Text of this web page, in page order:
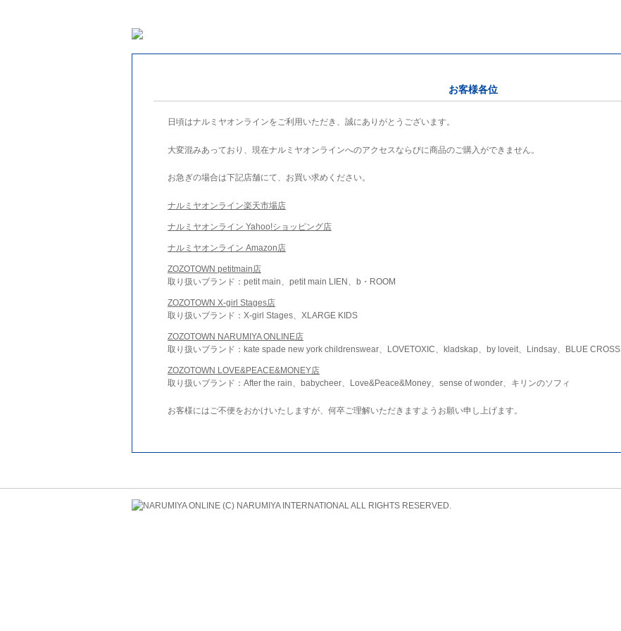
お客様各位
日頃はナルミヤオンラインをご利用いただき、誠にありがとうございます。
大変混みあっており、現在ナルミヤオンラインへのアクセスならびに商品のご購入ができません。
お急ぎの場合は下記店舗にて、お買い求めください。
ナルミヤオンライン楽天市場店
ナルミヤオンライン Yahoo!ショッピング店
ナルミヤオンライン Amazon店
ZOZOTOWN petitmain店
取り扱いブランド：petit main、petit main LIEN、b・ROOM
ZOZOTOWN X-girl Stages店
取り扱いブランド：X-girl Stages、XLARGE KIDS
ZOZOTOWN NARUMIYA ONLINE店
取り扱いブランド：kate spade new york childrenswear、LOVETOXIC、kladskap、by loveit、Lindsay、BLUE CROSS
ZOZOTOWN LOVE&PEACE&MONEY店
取り扱いブランド：After the rain、babycheer、Love&Peace&Money、sense of wonder、キリンのソフィ
お客様にはご不便をおかけいたしますが、何卒ご理解いただきますようお願い申し上げます。